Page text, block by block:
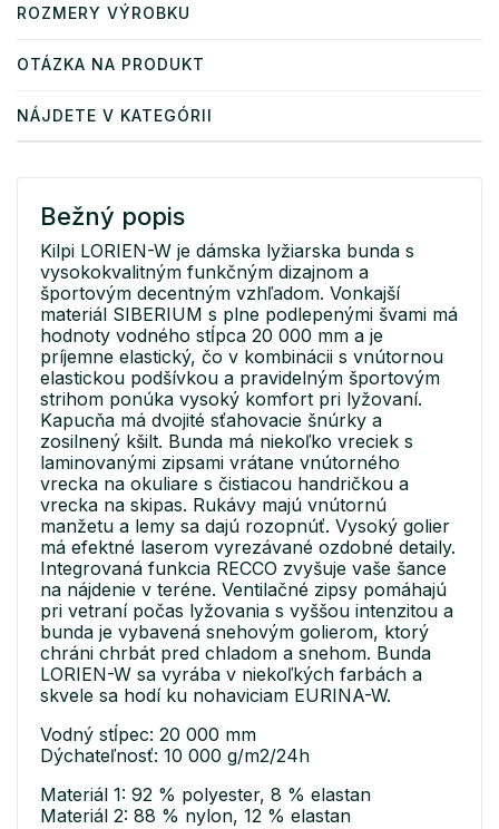
ROZMERY VÝROBKU
OTÁZKA NA PRODUKT
NÁJDETE V KATEGÓRII
Bežný popis
Kilpi LORIEN-W je dámska lyžiarska bunda s
vysokokvalitným funkčným dizajnom a
športovým decentným vzhľadom. Vonkajší
materiál SIBERIUM s plne podlepenými švami má
hodnoty vodného stĺpca 20 000 mm a je
príjemne elastický, čo v kombinácii s vnútornou
elastickou podšívkou a pravidelným športovým
strihom ponúka vysoký komfort pri lyžovaní.
Kapucňa má dvojité sťahovacie šnúrky a
zosilnený kšilt. Bunda má niekoľko vreciek s
laminovanými zipsami vrátane vnútorného
vrecka na okuliare s čistiacou handričkou a
vrecka na skipas. Rukávy majú vnútornú
manžetu a lemy sa dajú rozopnúť. Vysoký golier
má efektné laserom vyrezávané ozdobné detaily.
Integrovaná funkcia RECCO zvyšuje vaše šance
na nájdenie v teréne. Ventilačné zipsy pomáhajú
pri vetraní počas lyžovania s vyššou intenzitou a
bunda je vybavená snehovým golierom, ktorý
chráni chrbát pred chladom a snehom. Bunda
LORIEN-W sa vyrába v niekoľkých farbách a
skvele sa hodí ku nohaviciam EURINA-W.
Vodný stĺpec: 20 000 mm
Dýchateľnosť: 10 000 g/m2/24h
Materiál 1: 92 % polyester, 8 % elastan
Materiál 2: 88 % nylon, 12 % elastan